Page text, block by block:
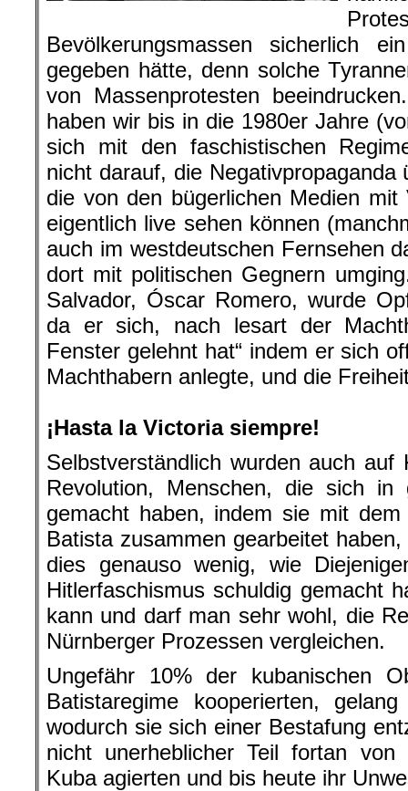
Bevölkerungsmassen sicherlich
gegeben hätte, denn solche
von Massenprotesten
haben wir bis in die 1980er Jahre
sich mit den faschistischen
nicht darauf, die Negativpropaganda
die von den bügerlichen Medien mit
eigentlich live sehen können
auch im westdeutschen Fernsehen
dort mit politischen Gegnern
Salvador, Óscar Romero, wurde
da er sich, nach lesart der
Fenster gelehnt hat“ indem er sich
Machthabern anlegte, und die
¡Hasta la Victoria siempre!
Selbstverständlich wurden auch
Revolution, Menschen, die sich in
gemacht haben, indem sie mit dem
Batista zusammen gearbeitet
dies genauso wenig, wie
Hitlerfaschismus schuldig gemacht
kann und darf man sehr wohl, die
Nürnberger Prozessen vergleichen.
Ungefähr 10% der kubanischen
Batistaregime kooperierten,
wodurch sie sich einer Bestafung
nicht unerheblicher Teil fortan
Kuba agierten und bis heute ihr